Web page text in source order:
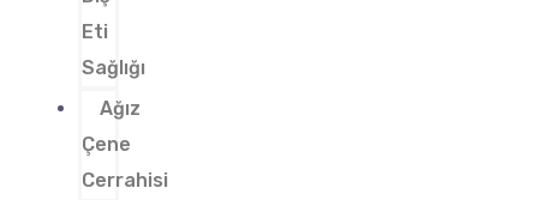
Eti
Sağlığı
Ağız
Çene
Cerrahisi